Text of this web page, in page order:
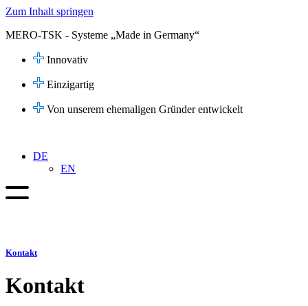
Zum Inhalt springen
MERO-TSK - Systeme „Made in Germany“
Innovativ
Einzigartig
Von unserem ehemaligen Gründer entwickelt
DE
EN
Kontakt
Kontakt